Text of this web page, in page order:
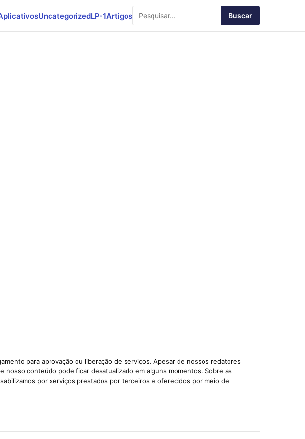
UncategorizedLP-1Artigos Buscar
para aprovação ou liberação de serviços. Apesar de nossos redatores
conteúdo pode ficar desatualizado em alguns momentos. Sobre as
por serviços prestados por terceiros e oferecidos por meio de